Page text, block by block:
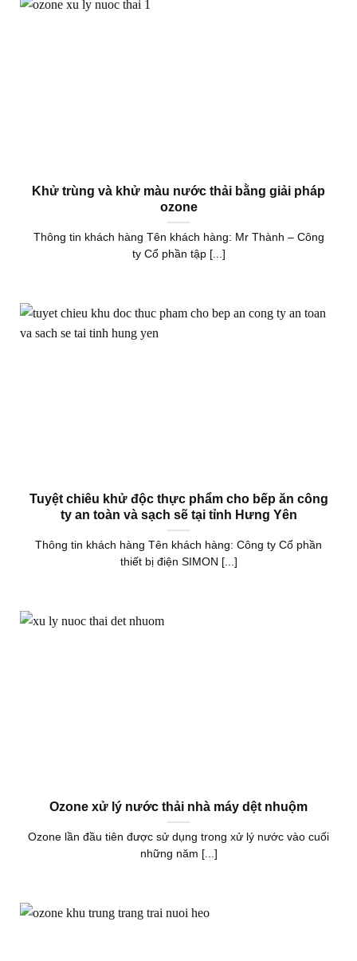
Khử trùng và khử màu nước thải bằng giải pháp
ozone
Thông tin khách hàng Tên khách hàng: Mr Thành – Công
ty Cổ phần tập [...]
Tuyệt chiêu khử độc thực phẩm cho bếp ăn công
ty an toàn và sạch sẽ tại tỉnh Hưng Yên
Thông tin khách hàng Tên khách hàng: Công ty Cổ phần
thiết bị điện SIMON [...]
Ozone xử lý nước thải nhà máy dệt nhuộm
Ozone lần đầu tiên được sử dụng trong xử lý nước vào cuối
những năm [...]